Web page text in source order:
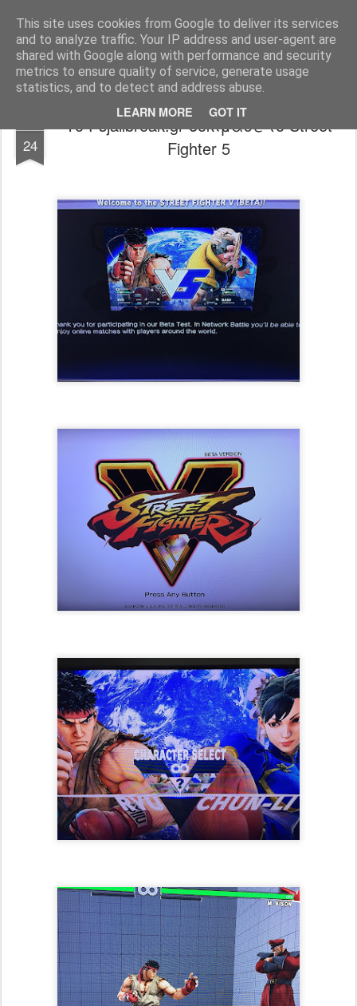
This site uses cookies from Google to deliver its services
and to analyze traffic. Your IP address and user-agent are
shared with Google along with performance and security
metrics to ensure quality of service, generate usage
statistics, and to detect and address abuse.
LEARN MORE GOT IT
www.psjailbreak.gr Καλωσήρθατε στο No1 site για τις κονσόλες Playstation στην Ελλάδα
Pages
24
Το Psjailbreak.gr δοκίμασε το Street
Fighter 5